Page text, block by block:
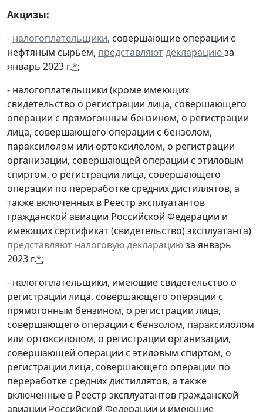
Акцизы:
- налогоплательщики, совершающие операции с
нефтяным сырьем, представляютдекларациюза
январь 2023 г.*;
- налогоплательщики (кроме имеющих
свидетельство о регистрации лица, совершающего
операции с прямогонным бензином, о регистрации
лица, совершающего операции с бензолом,
параксилолом или ортоксилолом, о регистрации
организации, совершающей операции с этиловым
спиртом, о регистрации лица, совершающего
операции по переработке средних дистиллятов, а
также включенных в Реестр эксплуатантов
гражданской авиации Российской Федерации и
имеющих сертификат (свидетельство) эксплуатанта)
представляют налоговую декларациюза январь
2023 г.*;
- налогоплательщики, имеющие свидетельство о
регистрации лица, совершающего операции с
прямогонным бензином, о регистрации лица,
совершающего операции с бензолом, параксилолом
или ортоксилолом, о регистрации организации,
совершающей операции с этиловым спиртом, о
регистрации лица, совершающего операции по
переработке средних дистиллятов, а также
включенные в Реестр эксплуатантов гражданской
авиации Российской Федерации и имеющие